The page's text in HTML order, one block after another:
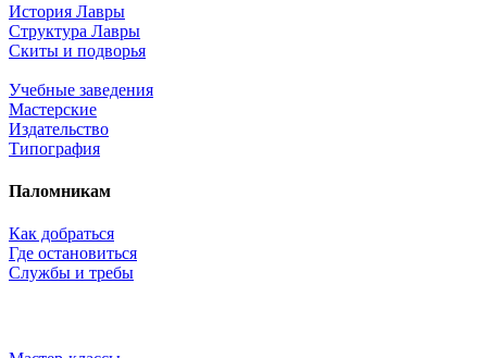
История Лавры
Структура Лавры
Скиты и подворья
Учебные заведения
Мастерские
Издательство
Типография
Паломникам
Как добраться
Где остановиться
Службы и требы